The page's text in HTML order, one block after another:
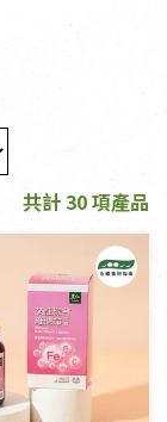
共計 30 項產品